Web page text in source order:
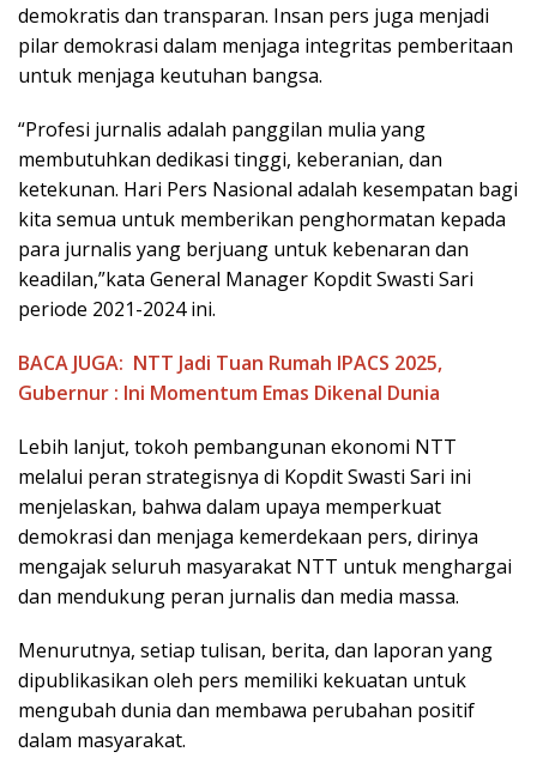
demokratis dan transparan. Insan pers juga menjadi
pilar demokrasi dalam menjaga integritas pemberitaan
untuk menjaga keutuhan bangsa.
“Profesi jurnalis adalah panggilan mulia yang
membutuhkan dedikasi tinggi, keberanian, dan
ketekunan. Hari Pers Nasional adalah kesempatan bagi
kita semua untuk memberikan penghormatan kepada
para jurnalis yang berjuang untuk kebenaran dan
keadilan,”kata General Manager Kopdit Swasti Sari
periode 2021-2024 ini.
BACA JUGA: NTT Jadi Tuan Rumah IPACS 2025,
Gubernur : Ini Momentum Emas Dikenal Dunia
Lebih lanjut, tokoh pembangunan ekonomi NTT
melalui peran strategisnya di Kopdit Swasti Sari ini
menjelaskan, bahwa dalam upaya memperkuat
demokrasi dan menjaga kemerdekaan pers, dirinya
mengajak seluruh masyarakat NTT untuk menghargai
dan mendukung peran jurnalis dan media massa.
Menurutnya, setiap tulisan, berita, dan laporan yang
dipublikasikan oleh pers memiliki kekuatan untuk
mengubah dunia dan membawa perubahan positif
dalam masyarakat.